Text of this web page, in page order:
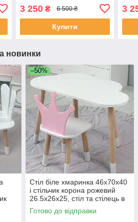
стільчик в дитячу, білий
3 250₴ 6 500 ₴
Купити
3
новинки
–50%
Стіл біле хмаринка 46х70х40
і стільчик корона рожевий
26.5х26х25, стіл та стілець в
дитячу
Готово до відправки